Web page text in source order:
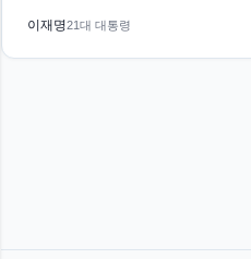
이재명21대 대통령